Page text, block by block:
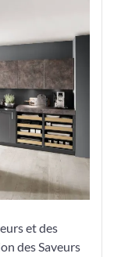
et des
des Saveurs